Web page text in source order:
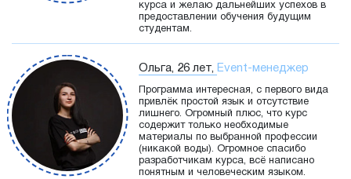
курса и желаю дальнейших успехов в
предоставлении обучения будущим
студентам.
Ольга, 26 лет, Event-менеджер
Программа интересная, с первого вида
привлёк простой язык и отсутствие
лишнего. Огромный плюс, что курс
содержит только необходимые
материалы по выбранной профессии
(никакой воды). Огромное спасибо
разработчикам курса, всё написано
понятным и человеческим языком.